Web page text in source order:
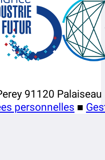
91120
personnelles ■